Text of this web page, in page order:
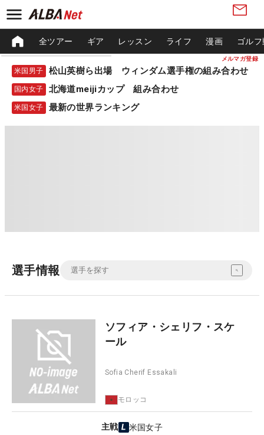
メルマガ登録
全ツアー ギア レッスン ライフ 漫画 ゴル
米国男子 松山英樹ら出場 ウィンダム選手権の組み合わせ
国内女子 北海道meijiカップ 組み合わせ
米国女子 最新の世界ランキング
選手情報
ソフィア・シェリフ・スケ
ール
Sofia Cherif Essakali
モロッコ
主戦 米国女子